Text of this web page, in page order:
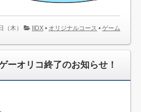
木） IIDX • オリジナルコース • ゲーム
ーオリコ終了のお知らせ！